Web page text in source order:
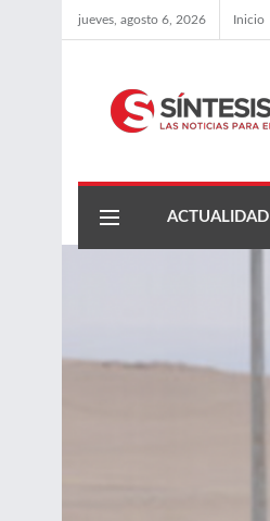
jueves, agosto 6, 2026 Inicio
ACTUALIDAD